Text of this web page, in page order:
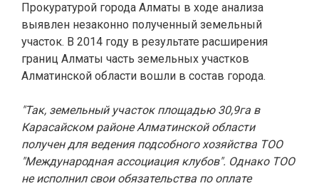
Прокуратурой города Алматы в ходе анализа
выявлен незаконно полученный земельный
участок. В 2014 году в результате расширения
границ Алматы часть земельных участков
Алматинской области вошли в состав города.
"Так, земельный участок площадью 30,9га в
Карасайском районе Алматинской области
получен для ведения подсобного хозяйства ТОО
"Международная ассоциация клубов". Однако ТОО
не исполнил свои обязательства по оплате